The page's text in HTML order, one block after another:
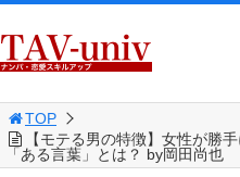
TOP
【モテる男の特徴】女性が勝
「ある言葉」とは？ by岡田尚也